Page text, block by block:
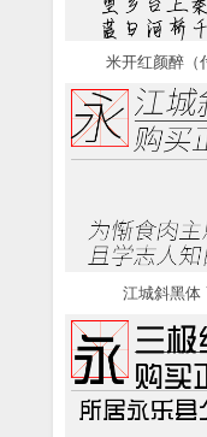
米开红颜醉（
江城斜黑体